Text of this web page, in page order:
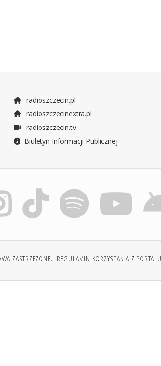
radioszczecin.pl
radioszczecinextra.pl
radioszczecin.tv
Biuletyn Informacji Publicznej
ZASTRZEŻONE. REGULAMIN KORZYSTANIA Z PORTALU